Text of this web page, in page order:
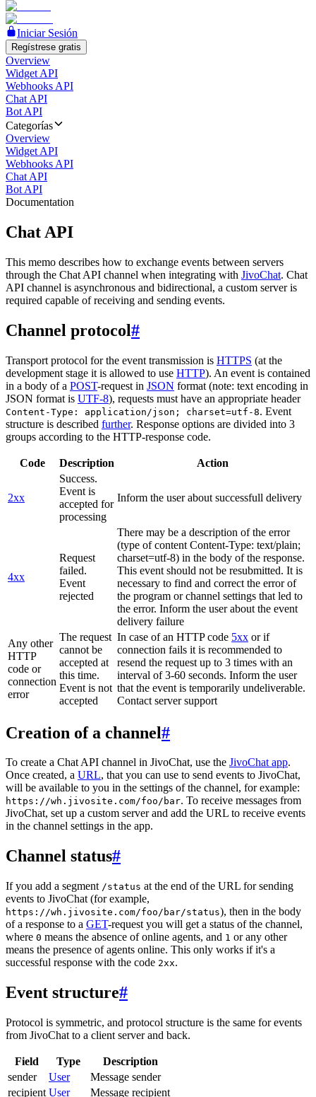
Iniciar Sesión
Regístrese gratis
Overview
Widget API
Webhooks API
Chat API
Bot API
Categorías
Overview
Widget API
Webhooks API
Chat API
Bot API
Documentation
Chat API
This memo describes how to exchange events between servers
through the Chat API channel when integrating with JivoChat. Chat
API channel is asynchronous and bidirectional, a custom server is
required capable of receiving and sending events.
Channel protocol#
Transport protocol for the event transmission is HTTPS (at the
development stage it is allowed to use HTTP). An event is contained
in a body of a POST-request in JSON format (note: text encoding in
JSON format is UTF-8), requests must have an appropriate header
Content-Type: application/json; charset=utf-8. Event
structure is described further. Response options are divided into 3
groups according to the HTTP-response code.
Code Description Action
2xx
Success.
Event is
accepted for
processing
Inform the user about successfull delivery
4xx
Request
failed.
Event
rejected
There may be a description of the error
(type of content Content-Type: text/plain;
charset=utf-8) in the body of the response.
This event should not be resubmitted. It is
necessary to find and correct the error of
the program or channel settings that led to
the error. Inform the user about the event
delivery failure
Any other
HTTP
code or
connection
error
The request
cannot be
accepted at
this time.
Event is not
accepted
In case of an HTTP code 5xx or if
connection fails it is recommended to
resend the request up to 3 times with an
interval of 3-60 seconds. Inform the user
that the event is temporarily undeliverable.
Contact server support
Creation of a channel#
To create a Chat API channel in JivoChat, use the JivoChat app.
Once created, a URL, that you can use to send events to JivoChat,
will be available to you in the settings of the channel, for example:
https://wh.jivosite.com/foo/bar. To receive messages from
JivoChat, set up a custom server and add the URL to receive events
in the channel settings in the app.
Channel status#
If you add a segment /status at the end of the URL for sending
events to JivoChat (for example,
https://wh.jivosite.com/foo/bar/status), then in the body
of a response to a GET-request you will get a status of the channel,
where 0 means the absence of online agents, and 1 or any other
means the presence of agents online. This only works if it's a
successful response with the code 2xx.
Event structure#
Protocol is symmetric, and protocol structure is the same for events
from JivoChat to a client server and back.
Field Type
Description
sender
User
Message sender
recipient User Message recipient